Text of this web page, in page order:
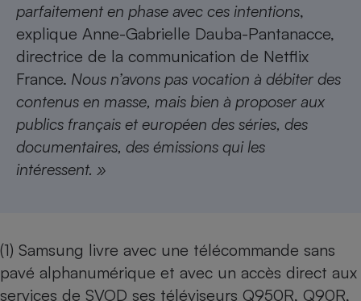
parfaitement en phase avec ces intentions,
explique Anne-Gabrielle Dauba-Pantanacce,
directrice de la communication de Netflix
France. Nous n’avons pas vocation à débiter des
contenus en masse, mais bien à proposer aux
publics français et européen des séries, des
documentaires, des émissions qui les
intéressent. »
(1) Samsung livre avec une télécommande sans
pavé alphanumérique et avec un accès direct aux
services de SVOD ses téléviseurs Q950R, Q90R,